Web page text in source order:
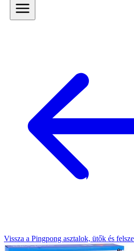
Vissza a Pingpong asztalok, ütők és